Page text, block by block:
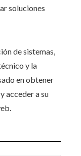
soluciones
de sistemas,
y la
en obtener
acceder a su